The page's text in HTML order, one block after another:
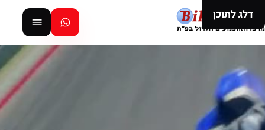
דלג לתוכן